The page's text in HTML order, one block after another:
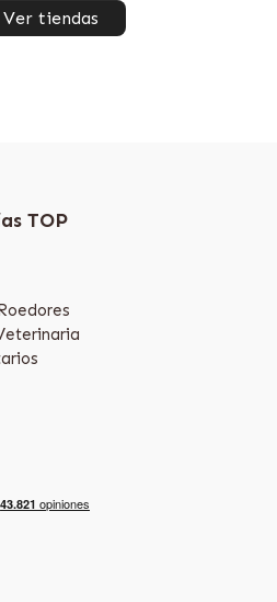
Ver tiendas
TOP